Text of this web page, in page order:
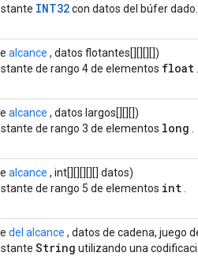
INT32con datos del búfer dado.
alcance , datos flotantes[][][][])
de rango 4 de elementos float
alcance , datos largos[][][])
de rango 3 de elementos long
alcance , int[][][][][] datos)
de rango 5 de elementos int
del alcance , datos de cadena, juego
String utilizando una